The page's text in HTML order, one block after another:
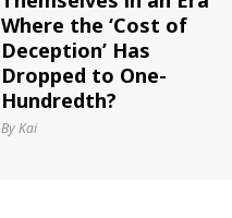
Where the ‘Cost of
Deception’ Has
Dropped to One-
Hundredth?
By Kai